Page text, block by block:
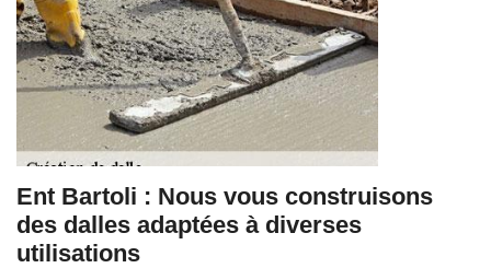
Ent Bartoli : Nous vous construisons
des dalles adaptées à diverses
utilisations